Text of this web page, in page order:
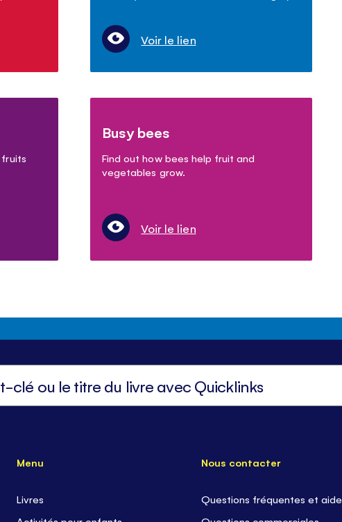
Voir le lien
Busy bees
Find out how bees help fruit and
vegetables grow.
Voir le lien
Menu
Livres
Nous contacter
Questions fréquentes et aide